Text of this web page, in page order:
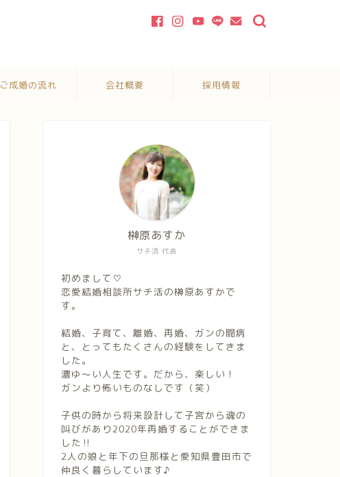
ご成婚の流れ 会社概要 採用情報
サチ活 代表
榊原あすか
初めまして♡
恋愛結婚相談所サチ活の榊原あすかで
す。
結婚、子育て、離婚、再婚、ガンの闘病
と、とってもたくさんの経験をしてきま
した。
濃ゆ〜い人生です。だから、楽しい！
ガンより怖いものなしです（笑）
子供の時から将来設計して子宮から魂の
叫びがあり2020年再婚することができま
した‼︎
2人の娘と年下の旦那様と愛知県豊田市で
仲良く暮らしています♪